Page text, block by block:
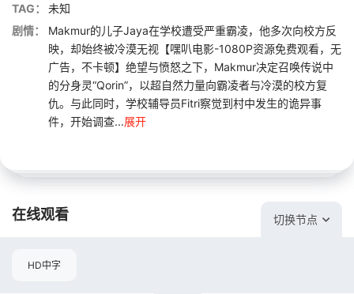
TAG：
未知
剧情：
Makmur的儿子Jaya在学校遭受严重霸凌，他多次向校方反
映，却始终被冷漠无视【嘿叭电影-1080P资源免费观看，无
广告，不卡顿】绝望与愤怒之下，Makmur决定召唤传说中
的分身灵“Qorin”，以超自然力量向霸凌者与冷漠的校方复
仇。与此同时，学校辅导员Fitri察觉到村中发生的诡异事
件，开始调查...展开
在线观看 切换节点
HD中字